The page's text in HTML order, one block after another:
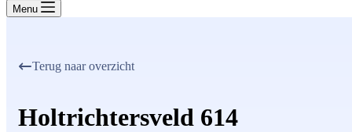
Menu
Terug naar overzicht
Holtrichtersveld 614